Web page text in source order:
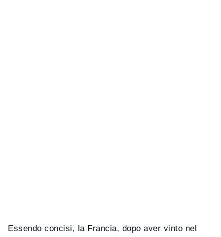
Essendo concisi, la Francia, dopo aver vinto nel